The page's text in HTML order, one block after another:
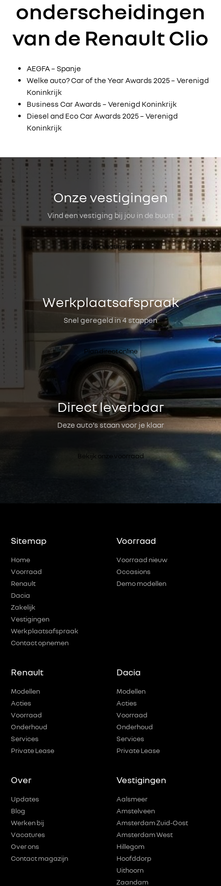
onderscheidingen
van de Renault Clio
AEGFA – Spanje
Welke auto? Car of the Year Awards 2025 – Verenigd
Koninkrijk
Business Car Awards – Verenigd Koninkrijk
Diesel and Eco Car Awards 2025 – Verenigd
Koninkrijk
Onze vestigingen
Vind een vestiging bij jou in de buurt
Bekijk vestigingen
Werkplaatsafspraak
Snel geregeld in 4 stappen
Plan direct online
Direct leverbaar
Deze auto’s staan voor je klaar
Bekijk onze voorraad
Sitemap
Home
Voorraad
Renault
Dacia
Zakelijk
Vestigingen
Werkplaatsafspraak
Contact opnemen
Voorraad
Voorraad nieuw
Occasions
Demo modellen
Renault
Modellen
Acties
Voorraad
Onderhoud
Services
Private Lease
Dacia
Modellen
Acties
Voorraad
Onderhoud
Services
Private Lease
Over
Updates
Blog
Werken bij
Vacatures
Over ons
Contact magazijn
Vestigingen
Aalsmeer
Amstelveen
Amsterdam Zuid-Oost
Amsterdam West
Hillegom
Hoofddorp
Uithoorn
Zaandam